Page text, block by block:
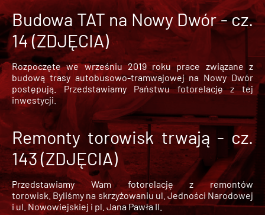
Budowa TAT na Nowy Dwór - cz.
14 (ZDJĘCIA)
Rozpoczęte we wrześniu 2019 roku prace związane z
budową trasy autobusowo-tramwajowej na Nowy Dwór
postępują. Przedstawiamy Państwu fotorelację z tej
inwestycji.
Remonty torowisk trwają - cz.
143 (ZDJĘCIA)
Przedstawiamy Wam fotorelację z remontów
torowisk. Byliśmy na skrzyżowaniu ul. Jedności Narodowej
i ul. Nowowiejskiej i pl. Jana Pawła II.